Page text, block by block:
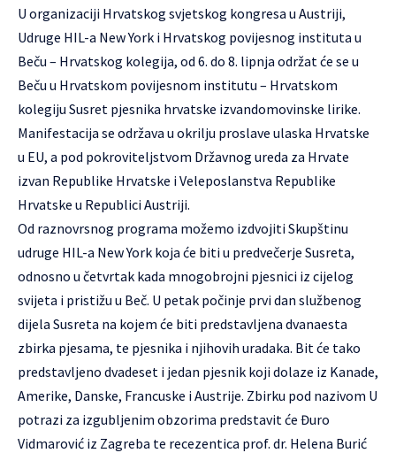
U organizaciji Hrvatskog svjetskog kongresa u Austriji,
Udruge HIL-a New York i Hrvatskog povijesnog instituta u
Beču – Hrvatskog kolegija, od 6. do 8. lipnja održat će se u
Beču u Hrvatskom povijesnom institutu – Hrvatskom
kolegiju Susret pjesnika hrvatske izvandomovinske lirike.
Manifestacija se održava u okrilju proslave ulaska Hrvatske
u EU, a pod pokroviteljstvom Državnog ureda za Hrvate
izvan Republike Hrvatske i Veleposlanstva Republike
Hrvatske u Republici Austriji.
Od raznovrsnog programa možemo izdvojiti Skupštinu
udruge HIL-a New York koja će biti u predvečerje Susreta,
odnosno u četvrtak kada mnogobrojni pjesnici iz cijelog
svijeta i pristižu u Beč. U petak počinje prvi dan službenog
dijela Susreta na kojem će biti predstavljena dvanaesta
zbirka pjesama, te pjesnika i njihovih uradaka. Bit će tako
predstavljeno dvadeset i jedan pjesnik koji dolaze iz Kanade,
Amerike, Danske, Francuske i Austrije. Zbirku pod nazivom U
potrazi za izgubljenim obzorima predstavit će Đuro
Vidmarović iz Zagreba te recezentica prof. dr. Helena Burić